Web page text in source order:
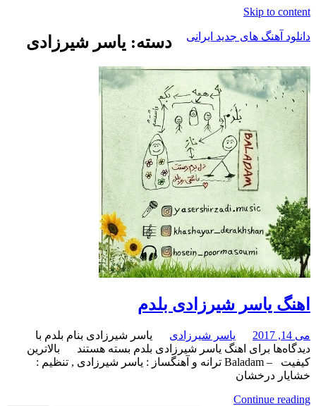
Skip to content
دانلود آهنگ های جدید ایرانی
دانلود
فول
آلبوم
موزیک
دسته: یاسر شیرزادی
اهنگ یاسر شیرزادی بلدم
می 14, 2017
یاسر شیرزادی
دیدگاه‌ها برای اهنگ یاسر شیرزادی بلدم بسته هستند
یاسر شیرزادی بنام بلدم با
بالاترین
کیفیت – Baladam ترانه و آهنگساز : یاسر شیرزادی , تنظیم :
خشایار درخشان
Continue reading